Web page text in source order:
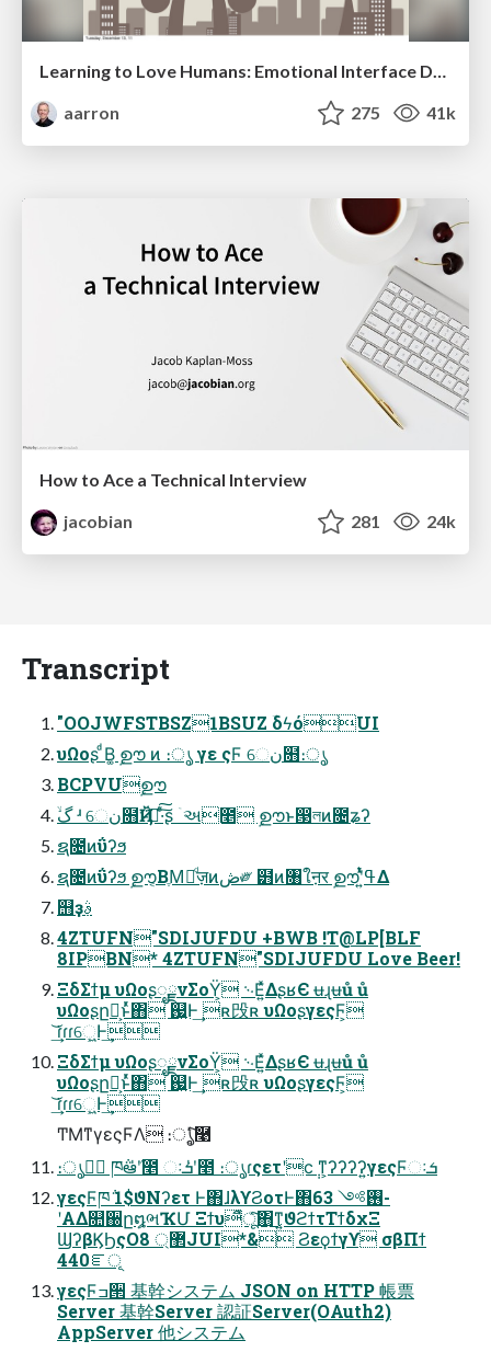
Learning to Love Humans: Emotional Interface Design
aarron
275 41k
How to Ace a Technical Interview
jacobian
281 24k
Transcript
"OOJWFSTBSZ1BSUZ ؔδϟόUI
υΩοʂ ͩΒ͚ ࣦഊ ͷ ։ൃ γε ςϜ େن໛։ൃ
BCPVUࣦഊ
ۙگ ʴ େن໛Ҋ݅ͱ֨ಆͯ͠·ͨ͠ʂ ۤઅ೥ ࣦഊͱ൓লͷ೔ʑʔ
ຊ೔ͷΰʔϧ
ຊ೔ͷΰʔϧ ࣦഊ͔ΒֶΜٕͩज़ͷڞ༗ ๻ͷ৘ใऩर ࣦഊʹ͍ͭͯߟ͑Δ
஫ҙࣄ߲
4ZTUFN"SDIJUFDU +BWB !T@LP[BLF
8IPBN* 4ZTUFN"SDIJUFDU Love Beer!
ΞδΣϯμ υΩοʂೖྗνΣοΫ͕ ࿙Ε͍ͯΔʂʁЄ ʉɻʉů ů
υΩοʂը໘͕ͱͬͯ΋ ஗͍Ͱ͢ ʀ㱼ʀ υΩοʂγεςϜ͕
͘͢͝ɾɾɾେ͖͍Ͱ͢
ΞδΣϯμ υΩοʂೖྗνΣοΫ͕ ࿙Ε͍ͯΔʂʁЄ ʉɻʉů ů
υΩοʂը໘͕ͱͬͯ΋ ஗͍Ͱ͢ ʀ㱼ʀ υΩοʂγεςϜ͕
͘͢͝ɾɾɾେ͖͍Ͱ͢
ͲΜͳγεςϜΛ ։ൃ͔ͨͬͯ͠࿩
։ൃظؒ ཁ݅ఆٛʹ̍೥ ઃܭʹ̍೥ ։ൃɾςετʹϲ݄ ͳ͕ʔʔʔʔ͍γεςϜઃܭ
γεςϜཁ݅ 1$ϑΝʔετ Ͱ΋ɺλϒϨοτͰ΋࢖༻ 63-
ʹΑΔ௚઀ը໘ભҠՄ Ξϯυืूͯ͠΋͜ͳ͍ϑϩϯτΤϯδχΞ
ϢʔβϏϦςΟ޲্ 8JUI*& Ϩεϙϯγϒ σβΠϯ
440ೝূ
γεςϜߏ੒ 基幹システム JSON on HTTP 帳票
Server 基幹Server 認証Server(OAuth2)
AppServer 他システム